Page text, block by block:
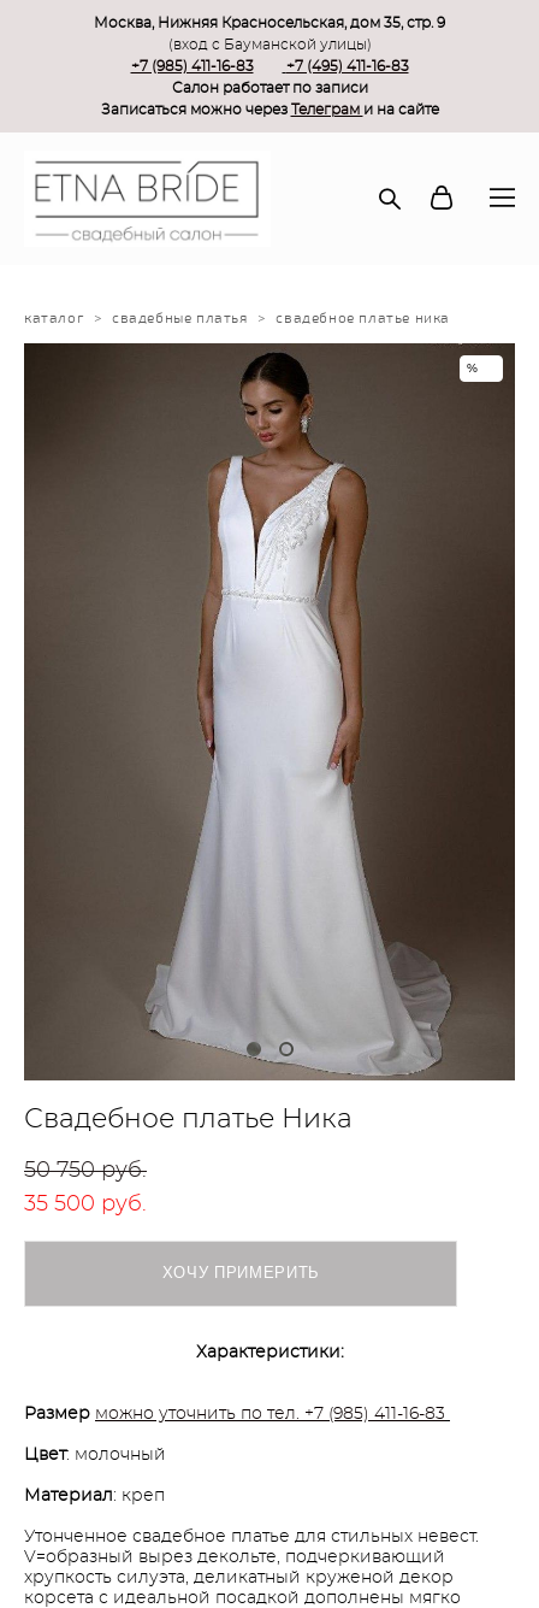
Москва, Нижняя Красносельская, дом 35, стр. 9
(вход с Бауманской улицы)
+7 (985) 411-16-83
+7 (495) 411-16-83
Салон работает по записи
Записаться можно через Телеграм и на сайте
каталог > свадебные платья > свадебное платье ника
%
Свадебное платье Ника
50 750 pуб.
35 500 pуб.
ХОЧУ ПРИМЕРИТЬ
Характеристики:
Размер можно уточнить по тел. +7 (985) 411-16-83
Цвет: молочный
Материал: креп
Утонченное свадебное платье для стильных невест.
V=образный вырез декольте, подчеркивающий
хрупкость силуэта, деликатный круженой декор
корсета с идеальной посадкой дополнены мягко